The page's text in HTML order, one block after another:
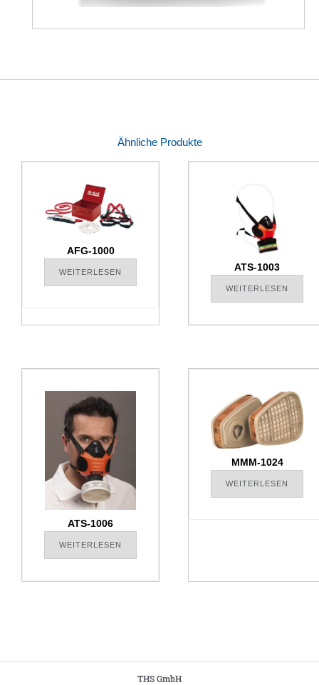
Ähnliche Produkte
AFG-1000
WEITERLESEN ATS-1003
WEITERLESEN
ATS-1006
WEITERLESEN
MMM-1024
WEITERLESEN
THS GmbH